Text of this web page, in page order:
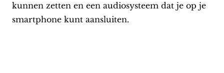
kunnen zetten en een audiosysteem dat je op je
smartphone kunt aansluiten.